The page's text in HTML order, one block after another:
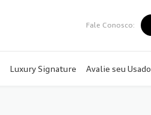
Fale Conosco:
Luxury Signature Avalie seu Usado